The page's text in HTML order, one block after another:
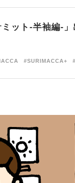
ット‐半袖編‐
#SURIMACCA+